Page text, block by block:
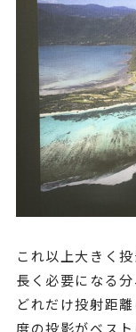
これ以上大きく
長く必要になる
どれだけ投射距